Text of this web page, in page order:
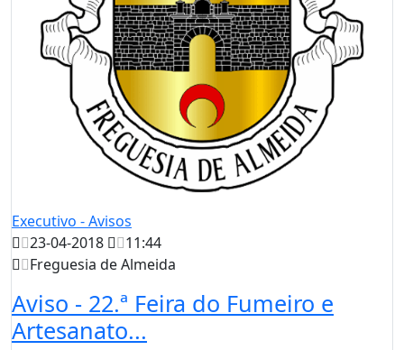
Executivo - Avisos
23-04-2018
11:44
Freguesia de Almeida
Aviso - 22.ª Feira do Fumeiro e
Artesanato...